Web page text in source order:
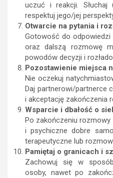
uczuć i reakcji. Słuchaj
respektuj jego/jej
Otwarcie na pytania i
Gotowość do odpowiedzi
oraz dalszą rozmowę
powodów decyzji i
Pozostawienie miejsca
Nie oczekuj
Daj partnerowi/partnerce
i akceptację zakończenia
Wsparcie i dbałość o
Po zakończeniu
i psychiczne dobre
terapeutyczne lub
Pamiętaj o granicach i
Zachowuj się w
osoby, nawet po